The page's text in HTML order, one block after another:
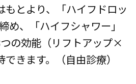
もとより、「ハイフドロッ
め、「ハイフシャワー」
の効能（リフトアップ×
きます。（自由診療）